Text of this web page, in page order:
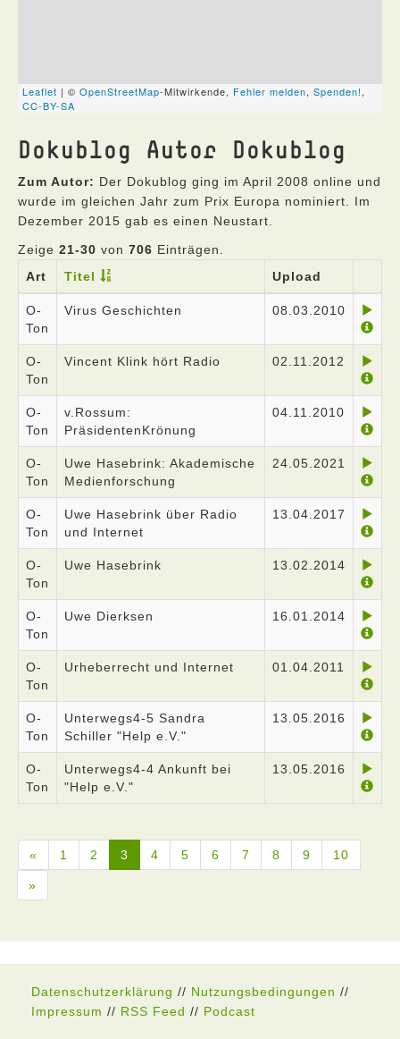
Dokublog Autor Dokublog
Zum Autor: Der Dokublog ging im April 2008 online und
wurde im gleichen Jahr zum Prix Europa nominiert. Im
Dezember 2015 gab es einen Neustart.
Zeige 21-30 von 706 Einträgen.
Art
Titel Upload
O-
Ton
Virus Geschichten 08.03.2010
O-
Ton
Vincent Klink hört Radio 02.11.2012
O-
Ton
v.Rossum:
PräsidentenKrönung
04.11.2010
O-
Ton
Uwe Hasebrink: Akademische
Medienforschung
24.05.2021
O-
Ton
Uwe Hasebrink über Radio
und Internet
13.04.2017
O-
Ton
Uwe Hasebrink 13.02.2014
O-
Ton
Uwe Dierksen 16.01.2014
O-
Ton
Urheberrecht und Internet 01.04.2011
O-
Ton
Unterwegs4-5 Sandra
Schiller "Help e.V."
13.05.2016
O-
Ton
Unterwegs4-4 Ankunft bei
"Help e.V."
13.05.2016
« 1 2 3 4 5 6 7 8 9 10
»
Datenschutzerklärung // Nutzungsbedingungen //
Impressum // RSS Feed // Podcast